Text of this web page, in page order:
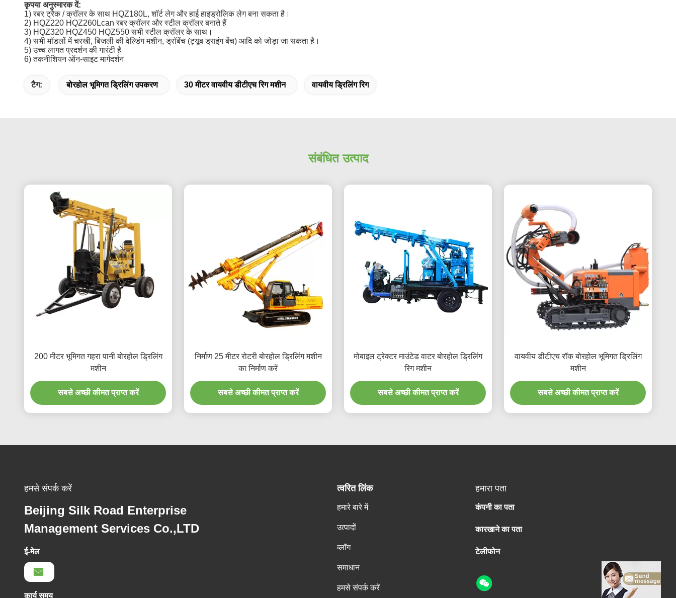
कृपया अनुस्मारक दें:
1) रबर ट्रैक / क्रॉलर के साथ HQZ180L, शॉर्ट लेग और हाई हाइड्रोलिक लेग बना सकता है।
2) HQZ220 HQZ260Lcan रबर क्रॉलर और स्टील क्रॉलर बनाते हैं
3) HQZ320 HQZ450 HQZ550 सभी स्टील क्रॉलर के साथ।
4) सभी मॉडलों में चरखी, बिजली की वेल्डिंग मशीन, ड्रॉबेंच (ट्यूब ड्राइंग बेंच) आदि को जोड़ा जा सकता है।
5) उच्च लागत प्रदर्शन की गारंटी है
6) तकनीशियन ऑन-साइट मार्गदर्शन
टैग: बोरहोल भूमिगत ड्रिलिंग उपकरण 30 मीटर वायवीय डीटीएच रिग मशीन वायवीय ड्रिलिंग रिग
संबंधित उत्पाद
200 मीटर भूमिगत गहरा पानी बोरहोल ड्रिलिंग
मशीन
सबसे अच्छी कीमत प्राप्त करें
निर्माण 25 मीटर रोटरी बोरहोल ड्रिलिंग मशीन
का निर्माण करें
सबसे अच्छी कीमत प्राप्त करें
मोबाइल ट्रेक्टर माउंटेड वाटर बोरहोल ड्रिलिंग
रिग मशीन
सबसे अच्छी कीमत प्राप्त करें
वायवीय डीटीएच रॉक बोरहोल भूमिगत ड्रिलिंग
मशीन
सबसे अच्छी कीमत प्राप्त करें
हमसे संपर्क करें
Beijing Silk Road Enterprise
Management Services Co.,LTD
ई-मेल
कार्य समय
त्वरित लिंक
हमारे बारे में
उत्पादों
ब्लॉग
समाधान
हमसे संपर्क करें
हमारा पता
कंपनी का पता
कारखाने का पता
टेलीफोन